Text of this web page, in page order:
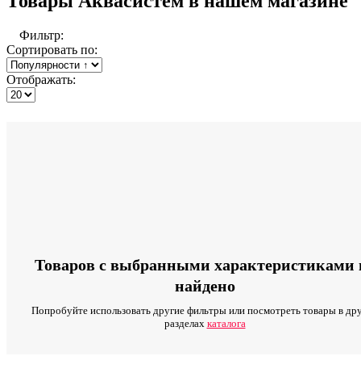
Фильтр:
Сортировать по:
Отображать:
Товаров с выбранными характеристиками
найдено
Попробуйте использовать другие фильтры или посмотреть товары в
разделах каталога